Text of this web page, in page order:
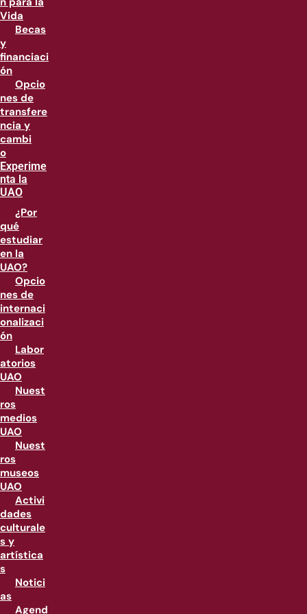
Vida
Becas
y
financiaci
ón
Opcio
nes de
transfere
ncia y
cambi
o
Experime
nta la
UAO
¿Por
qué
estudiar
en la
UAO?
Opcio
nes de
internaci
onalizaci
ón
Labor
atorios
UAO
Nuest
ros
medios
UAO
Nuest
ros
museos
UAO
Activi
dades
culturale
s y
artística
s
Notici
as
Agend